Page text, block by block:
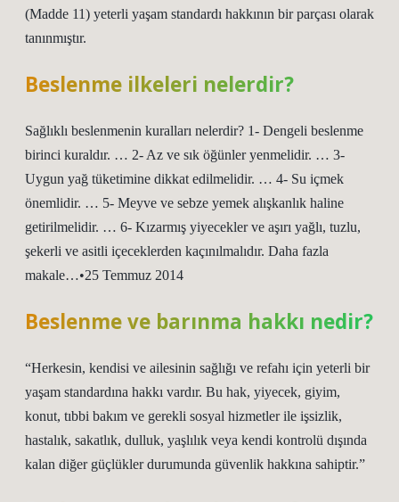
(Madde 11) yeterli yaşam standardı hakkının bir parçası olarak
tanınmıştır.
Beslenme ilkeleri nelerdir?
Sağlıklı beslenmenin kuralları nelerdir? 1- Dengeli beslenme
birinci kuraldır. … 2- Az ve sık öğünler yenmelidir. … 3-
Uygun yağ tüketimine dikkat edilmelidir. … 4- Su içmek
önemlidir. … 5- Meyve ve sebze yemek alışkanlık haline
getirilmelidir. … 6- Kızarmış yiyecekler ve aşırı yağlı, tuzlu,
şekerli ve asitli içeceklerden kaçınılmalıdır. Daha fazla
makale…•25 Temmuz 2014
Beslenme ve barınma hakkı nedir?
“Herkesin, kendisi ve ailesinin sağlığı ve refahı için yeterli bir
yaşam standardına hakkı vardır. Bu hak, yiyecek, giyim,
konut, tıbbi bakım ve gerekli sosyal hizmetler ile işsizlik,
hastalık, sakatlık, dulluk, yaşlılık veya kendi kontrolü dışında
kalan diğer güçlükler durumunda güvenlik hakkına sahiptir.”